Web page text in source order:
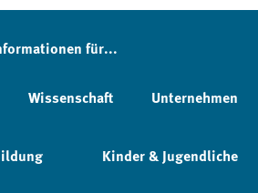
für...
Wissenschaft Unternehmen
Kinder & Jugendliche